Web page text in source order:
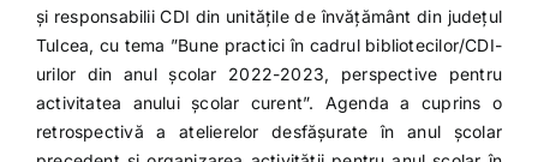
și responsabilii CDI din unitățile de învățământ din județul
Tulcea, cu tema ”Bune practici în cadrul bibliotecilor/CDI-
urilor din anul școlar 2022-2023, perspective pentru
activitatea anului școlar curent”. Agenda a cuprins o
retrospectivă a atelierelor desfășurate în anul școlar